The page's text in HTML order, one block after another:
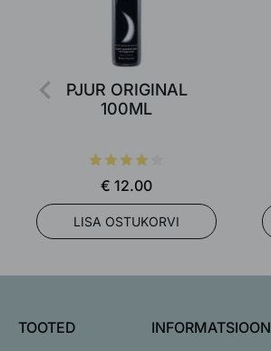
PJUR ORIGINAL
100ML
€ 12.00
LISA OSTUKORVI
TOOTED INFORMATSIOON